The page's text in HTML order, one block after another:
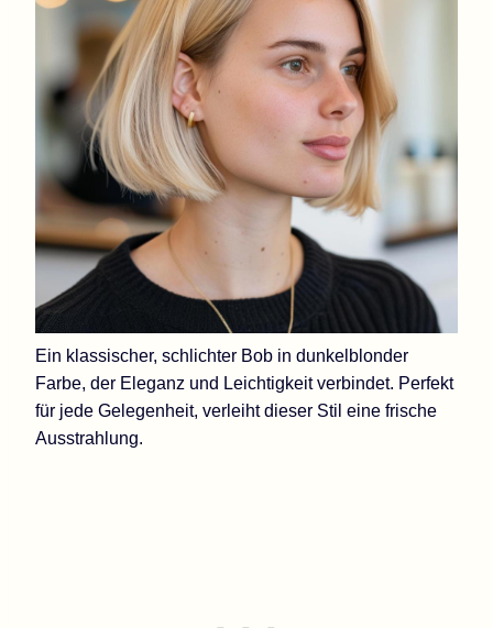
Ein klassischer, schlichter Bob in dunkelblonder
Farbe, der Eleganz und Leichtigkeit verbindet. Perfekt
für jede Gelegenheit, verleiht dieser Stil eine frische
Ausstrahlung.